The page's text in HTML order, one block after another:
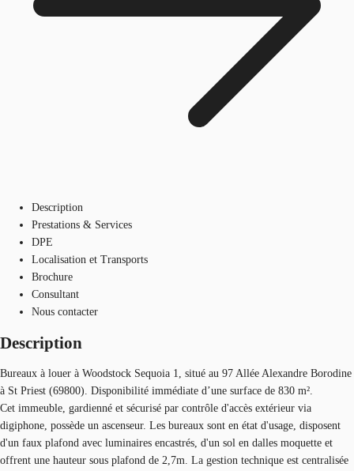
Description
Prestations & Services
DPE
Localisation et Transports
Brochure
Consultant
Nous contacter
Description
Bureaux à louer à Woodstock Sequoia 1, situé au 97 Allée Alexandre Borodine
à St Priest (69800). Disponibilité immédiate d’une surface de 830 m².
Cet immeuble, gardienné et sécurisé par contrôle d'accès extérieur via
digiphone, possède un ascenseur. Les bureaux sont en état d'usage, disposent
d'un faux plafond avec luminaires encastrés, d'un sol en dalles moquette et
offrent une hauteur sous plafond de 2,7m. La gestion technique est centralisée